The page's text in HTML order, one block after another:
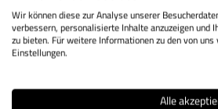
Wir können diese zur Analyse unserer
verbessern, personalisierte Inhalte anzuzeigen und
zu bieten. Für weitere Informationen zu den von
Einstellungen.
Alle